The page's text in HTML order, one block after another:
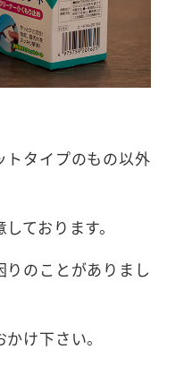
トタイプのもの以外
ております。
りのことがありまし
け下さい。